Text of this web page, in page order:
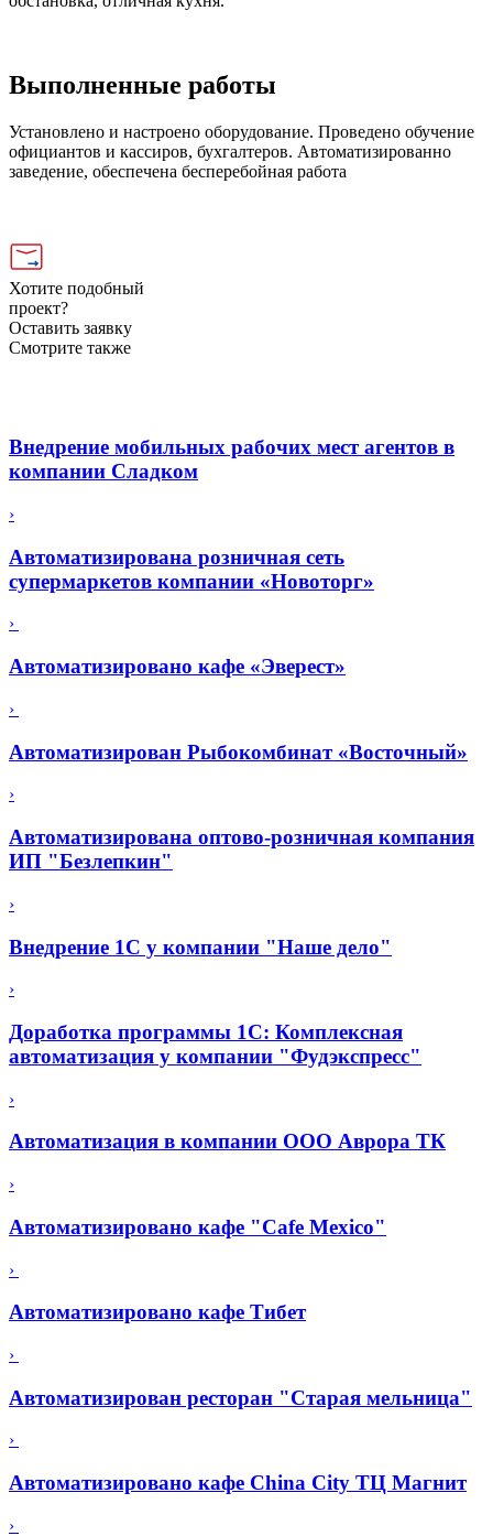
Выполненные работы
Установлено и настроено оборудование. Проведено обучение
официантов и кассиров, бухгалтеров. Автоматизированно
заведение, обеспечена бесперебойная работа
Хотите подобный
проект?
Оставить заявку
Смотрите также
Внедрение мобильных рабочих мест агентов в
компании Сладком
›
Автоматизирована розничная сеть
супермаркетов компании «Новоторг»
›
Автоматизировано кафе «Эверест»
›
Автоматизирован Рыбокомбинат «Восточный»
›
Автоматизирована оптово-розничная компания
ИП "Безлепкин"
›
Внедрение 1С у компании "Наше дело"
›
Доработка программы 1С: Комплексная
автоматизация у компании "Фудэкспресс"
›
Автоматизация в компании ООО Аврора ТК
›
Автоматизировано кафе "Cafe Mexico"
›
Автоматизировано кафе Тибет
›
Автоматизирован ресторан "Старая мельница"
›
Автоматизировано кафе China City ТЦ Магнит
›